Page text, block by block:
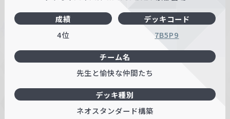
成績
4位
デッキコード
7B5P9
チーム名
先生と愉快な仲間たち
デッキ種別
ネオスタンダード構築